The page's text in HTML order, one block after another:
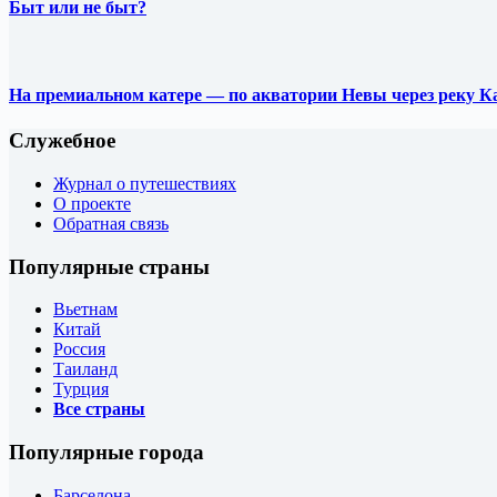
Быт или не быт?
На премиальном катере — по акватории Невы через реку
Служебное
Журнал о путешествиях
О проекте
Обратная связь
Популярные страны
Вьетнам
Китай
Россия
Таиланд
Турция
Все страны
Популярные города